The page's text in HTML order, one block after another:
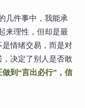
几件事中，我能承
理性，但却是最
情绪交易，而是对
决定了别人是否敢
做到“言出必行”，信